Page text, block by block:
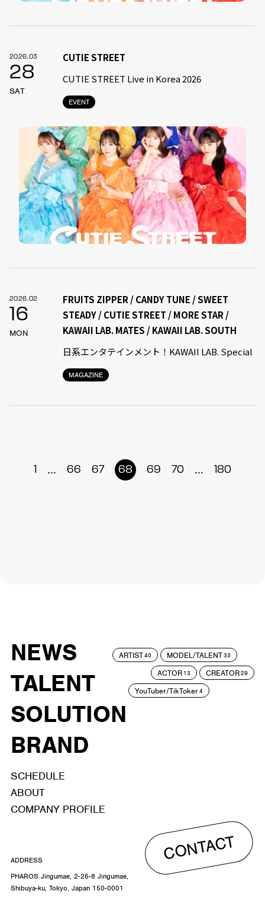
2026.03
28
SAT
EVENT
CUTIE STREET
CUTIE STREET Live in Korea 2026
2026.02
16
MON
MAGAZINE
FRUITS ZIPPER / CANDY TUNE / SWEET
STEADY / CUTIE STREET / MORE STAR /
KAWAII LAB. MATES / KAWAII LAB. SOUTH
日系エンタテインメント！KAWAII LAB. Special
1 ... 66 67 68 69 70 ... 180
NEWS
TALENT
SOLUTION
BRAND
ARTIST40 MODEL/TALENT33
ACTOR 13 CREATOR29
YouTuber/TikToker4
SCHEDULE
ABOUT
COMPANY PROFILE
CONTACT
ADDRESS
PHAROS Jingumae, 2-26-8 Jingumae,
Shibuya-ku, Tokyo, Japan 150-0001